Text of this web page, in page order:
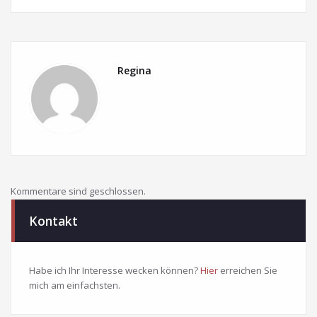
Regina
Kommentare sind geschlossen.
Kontakt
Habe ich Ihr Interesse wecken können?Hier erreichen Sie
mich am einfachsten.